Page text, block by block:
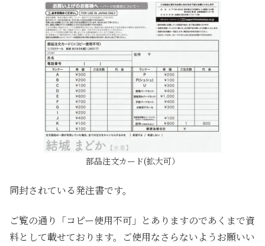
部品注文カード(拡大可）
同封されている発注書です。
ご覧の通り「コピー使用不可」とありますのであくまで資
料として載せております。ご使用なさらないようお願いい